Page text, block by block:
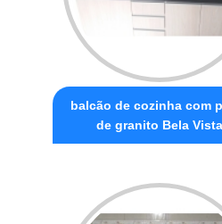
balcão de cozinha com
de granito Bela Vista